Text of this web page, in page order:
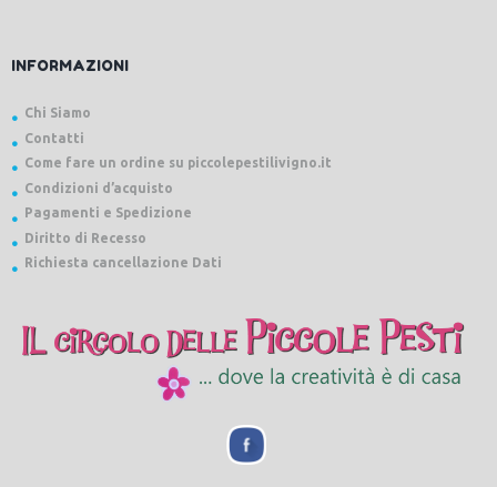
INFORMAZIONI
Chi Siamo
Contatti
Come fare un ordine su piccolepestilivigno.it
Condizioni d’acquisto
Pagamenti e Spedizione
Diritto di Recesso
Richiesta cancellazione Dati